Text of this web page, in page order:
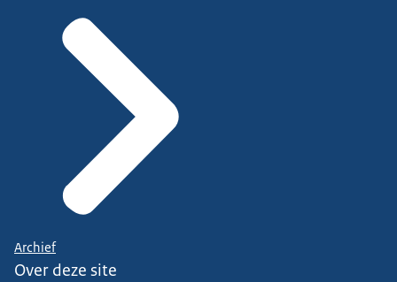
Archief
Over deze site